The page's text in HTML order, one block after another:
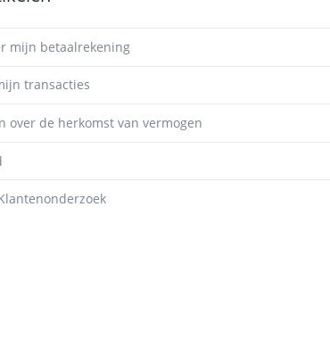
mijn betaalrekening
transacties
over de herkomst van vermogen